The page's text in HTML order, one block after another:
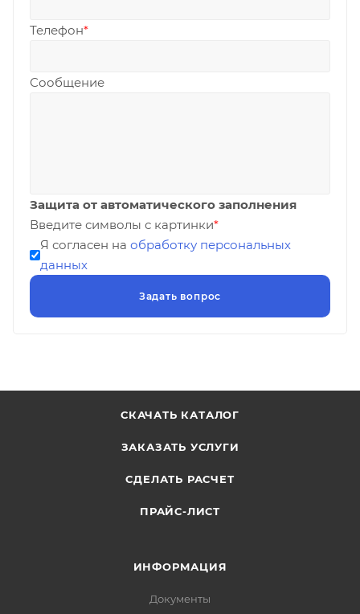
Телефон*
Сообщение
Защита от автоматического заполнения
Введите символы с картинки*
Я согласен на обработку персональных
данных
СКАЧАТЬ КАТАЛОГ
ЗАКАЗАТЬ УСЛУГИ
СДЕЛАТЬ РАСЧЕТ
ПРАЙС-ЛИСТ
ИНФОРМАЦИЯ
Документы